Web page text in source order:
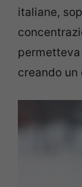
italiane,
creando